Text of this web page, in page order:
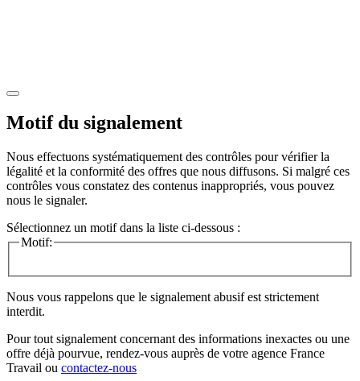
Motif du signalement
Nous effectuons systématiquement des contrôles pour vérifier la
légalité et la conformité des offres que nous diffusons. Si malgré ces
contrôles vous constatez des contenus inappropriés, vous pouvez
nous le signaler.
Sélectionnez un motif dans la liste ci-dessous :
Motif:
Nous vous rappelons que le signalement abusif est strictement
interdit.
Pour tout signalement concernant des informations inexactes ou une
offre déjà pourvue, rendez-vous auprès de votre agence France
Travail ou contactez-nous